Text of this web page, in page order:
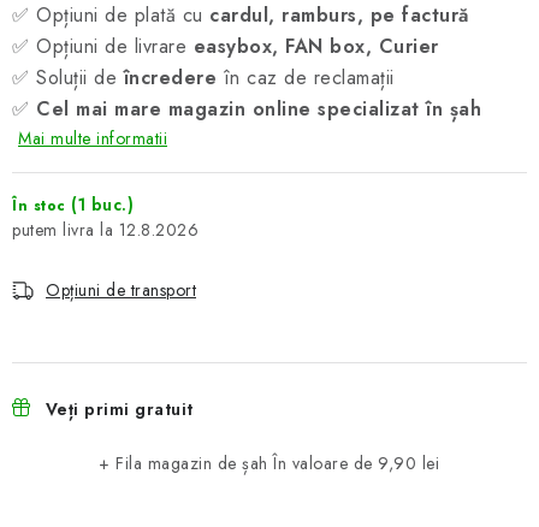
✅ Opțiuni de plată cu cardul, ramburs, pe factură
✅ Opțiuni de livrare easybox, FAN box, Curier
✅ Soluții deîncredere în caz de reclamații
✅ Cel mai mare magazin online specializat în șah
Mai multe informatii
În stoc (1 buc.)
12.8.2026
Opțiuni de transport
Veți primi gratuit
+ Fila magazin de șahÎn valoare de 9,90 lei